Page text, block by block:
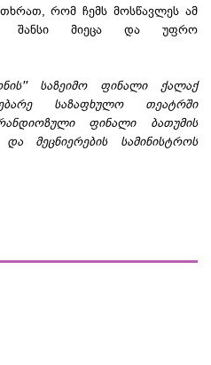
რომ ჩემს მოსწავლეს ამ
შანსი მიეცა და უფრო
საზეიმო ფინალი ქალაქ
საზაფხულო თეატრში
ფინალი ბათუმის
მეცნიერების სამინისტროს